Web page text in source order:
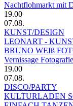
Nachtflohmarkt mit
19.00
07.08.
KUNST/DESIGN
LEONART -
BRUNO WEIß
Vernissage
19.00
07.08.
DISCO/PARTY
KULTURLADEN